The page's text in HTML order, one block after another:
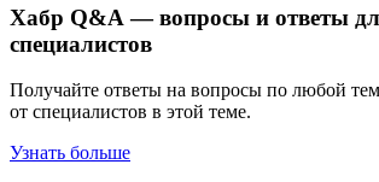
Хабр Q&A — вопросы и ответы
специалистов
Получайте ответы на вопросы по любой
от специалистов в этой теме.
Узнать больше